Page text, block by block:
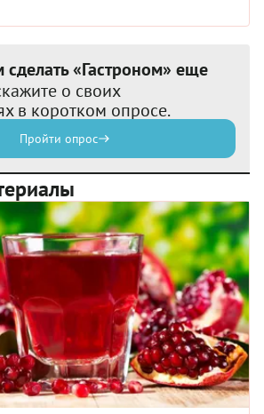
«Гастроном» еще
о своих
в коротком опросе.
Пройти опрос